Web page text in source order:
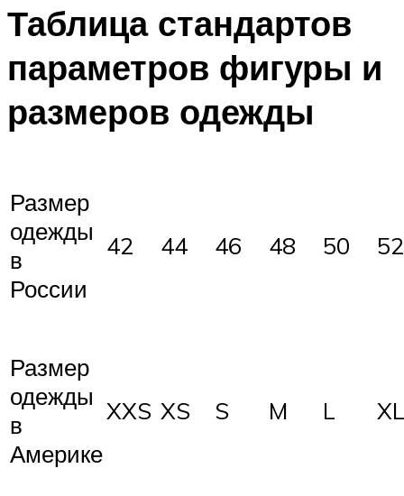
Таблица стандартов
параметров фигуры и
размеров одежды
Размер
одежды
в
России
42 44 46 48 50 52
Размер
одежды
в
Америке
XXS XS S M L XL